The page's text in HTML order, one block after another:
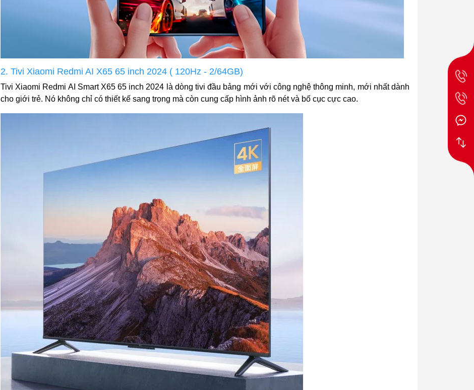
2. Tivi Xiaomi Redmi AI X65 65 inch 2024 ( 120Hz - 2/64GB)
Tivi Xiaomi Redmi AI Smart X65 65 inch 2024 là dòng tivi đầu bảng mới với công nghệ thông minh, mới nhất dành
cho giới trẻ. Nó không chỉ có thiết kế sang trọng mà còn cung cấp hình ảnh rõ nét và bố cục cực cao.